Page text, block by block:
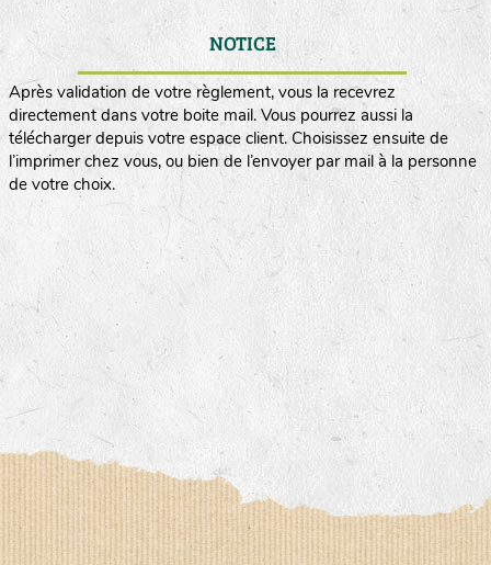
NOTICE
Après validation de votre règlement, vous la recevrez
directement dans votre boite mail. Vous pourrez aussi la
télécharger depuis votre espace client. Choisissez ensuite de
l’imprimer chez vous, ou bien de l’envoyer par mail à la personne
de votre choix.